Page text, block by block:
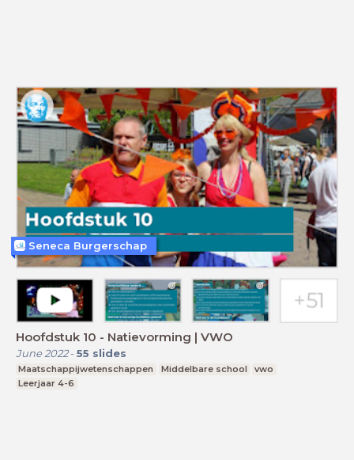
Hoofdstuk 10 - Natievorming | VWO
June 2022- 55 slides
Maatschappijwetenschappen Middelbare school
vwo
Leerjaar 4-6
Seneca Burgerschap